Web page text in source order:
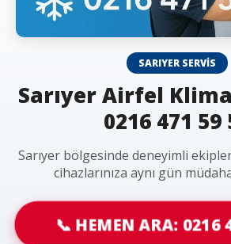
SARIYER SERVIS
Sarıyer Airfel
0216 471 59
Sarıyer bölgesinde deneyimli
cihazlarınıza aynı gün
📞 HEMEN ARA: 0216